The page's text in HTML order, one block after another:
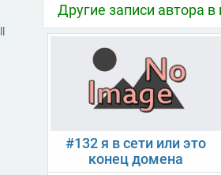
Другие записи автора в
#132 я в сети или это
конец домена